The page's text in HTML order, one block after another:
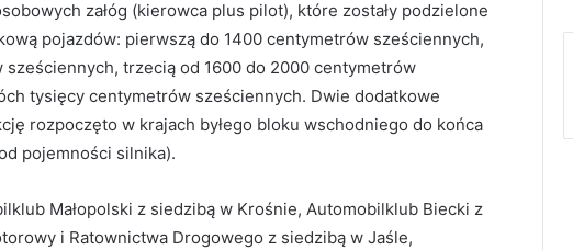
załóg (kierowca plus pilot), które zostały podzielone
pojazdów: pierwszą do 1400 centymetrów sześciennych,
trzecią od 1600 do 2000 centymetrów
tysięcy centymetrów sześciennych. Dwie dodatkowe
rozpoczęto w krajach byłego bloku wschodniego do końca
pojemności silnika).
Małopolski z siedzibą w Krośnie, Automobilklub Biecki z
i Ratownictwa Drogowego z siedzibą w Jaśle,